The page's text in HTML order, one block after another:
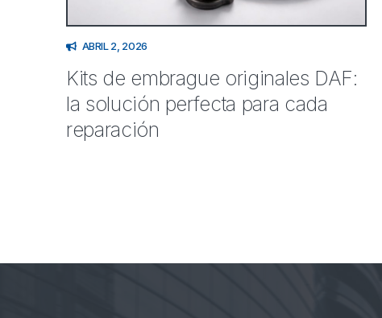
ABRIL 2, 2026
Kits de embrague originales DAF:
la solución perfecta para cada
reparación